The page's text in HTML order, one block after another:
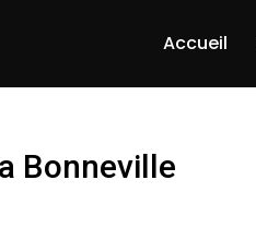
Accueil
Bonneville